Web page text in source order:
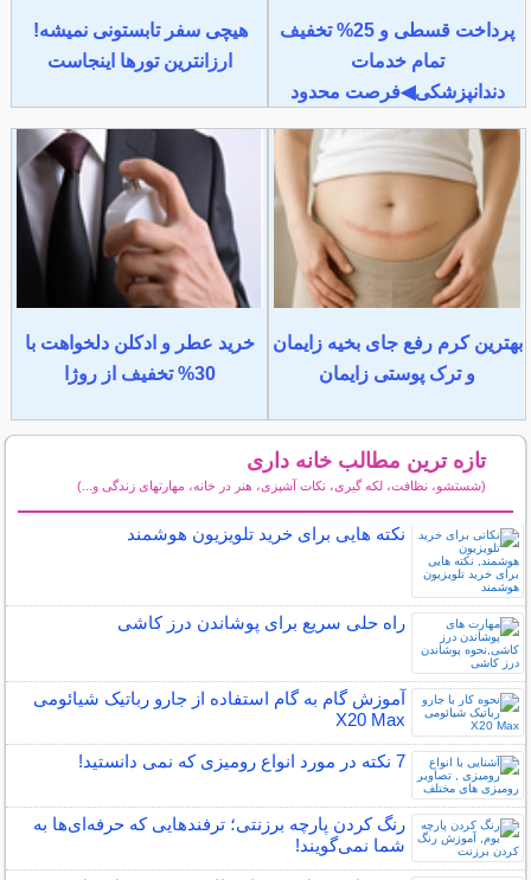
پرداخت قسطی و 25% تخفیف
تمام خدمات
دندانپزشکی◀فرصت محدود
هیچی سفر تابستونی نمیشه!
ارزانترین تورها اینجاست
بهترین کرم رفع جای بخیه زایمان
و ترک پوستی زایمان
خرید عطر و ادکلن دلخواهت با
30% تخفیف از روژا
تازه ترین مطالب خانه داری
(شستشو، نظافت، لکه گیری، نکات آشپزی، هنر در خانه، مهارتهای زندگی و...)
نکته هایی برای خرید تلویزیون هوشمند
راه حلی سریع برای پوشاندن درز کاشی
آموزش گام به گام استفاده از جارو رباتیک شیائومی
X20 Max
7 نکته در مورد انواع رومیزی که نمی دانستید!
رنگ کردن پارچه برزنتی؛ ترفندهایی که حرفه‌ای‌ها به
شما نمی‌گویند!